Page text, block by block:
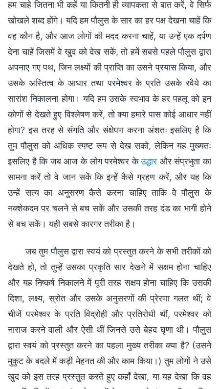
हम चाहे जितना भी कहें या कितनी ही व्यापकता से बात करें, वे सिर्फ
खोखले शब्द होंगे। यदि हम पौलुस के सार का हर पक्ष देखना चाहें कि
वह कौन है, और आज लोगों की मदद करना चाहें, या उन्हें एक दर्पण
देना चाहें जिसमें वे खुद को देख सकें, तो हमें सबसे पहले पौलुस द्वारा
अपनाए गए पथ, जिन लक्ष्यों की प्राप्ति का उसने प्रयास किया, और
उसके अस्तित्व के आधार तथा परमेश्वर के प्रति उसके रवैये का
सारांश निकालना होगा। यदि हम उसके स्वभाव के हर पहलू को इन
कोणों से देखते हुए विश्लेषण करें, तो क्या हमारे पास कोई आधार नहीं
होगा? इस तरह से संगति और संक्षेपण करना अंशतः इसलिए है कि
तुम पौलुस को अधिक स्पष्ट रूप से देख सको, लेकिन यह मुख्यतः
इसलिए है कि जब आज के लोग परमेश्वर केउद्धार और संप्रभुता का
सामना करें तो वे जान सकें कि इन्हें कैसे ग्रहण करें, और यह कि
उन्हें सत्य का अनुसरण कैसे करना चाहिए ताकि वे पौलुस के
नक्शेकदम पर चलने से बच सकें और उसकी तरह दंड का भागी होने
से बच सकें। यही सबसे कारगर तरीका है।
जब तुम पौलुस द्वारा स्वयं को प्रस्तुत करने के सभी तरीकों को
देखते हो, तो तुम्हें उसका प्रकृति सार देखने में सक्षम होना चाहिए
और यह निष्कर्ष निकालने में पूरी तरह सक्षम होना चाहिए कि उसकी
दिशा, लक्ष्य, स्रोत और उसके अनुसरणों की प्रेरणा गलत थीं; वे
चीजें परमेश्वर के प्रति विद्रोही और प्रतिरोधी थीं, परमेश्वर को
नाराज करने वाली और ऐसी थीं जिनसे उसे बेहद घृणा थी। पौलुस
द्वारा स्वयं को प्रस्तुत करने का पहला मुख्य तरीका क्या है? (उसने
मुकुट के बदले में कड़ी मेहनत की और काम किया।) तुम लोगों ने उसे
खुद को इस तरह प्रस्तुत करते हुए कहाँ देखा, या यह देखा कि वह